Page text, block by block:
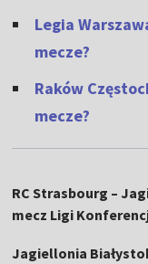
Legia
mecze?
Raków
mecze?
RC Strasbourg –
mecz Ligi
Jagiellonia